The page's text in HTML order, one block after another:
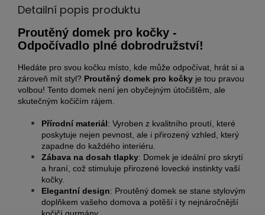
Detailní popis produktu
Proutěný domek pro kočky -
Odpočívadlo plné dobrodružství!
Hledáte pro svou kočku místo, kde může odpočívat, hrát si a
zároveň mít styl? Proutěný domek pro kočky je tou pravou
volbou! Tento domek není jen obyčejným útočištěm, ale
skutečným kočičím rájem.
Přírodní materiál: Vyroben z kvalitního proutí, které
poskytuje nejen pevnost, ale i přirozený vzhled, který
zapadne do každého interiéru.
Zábava na dosah tlapky: Domek je ideální pro skrytí
a hraní, což stimuluje přirozené lovecké instinkty vaší
kočky.
Elegantní design: Proutěný domek se stane stylovým
doplňkem vašeho domova a potěší i ty nejnáročnější